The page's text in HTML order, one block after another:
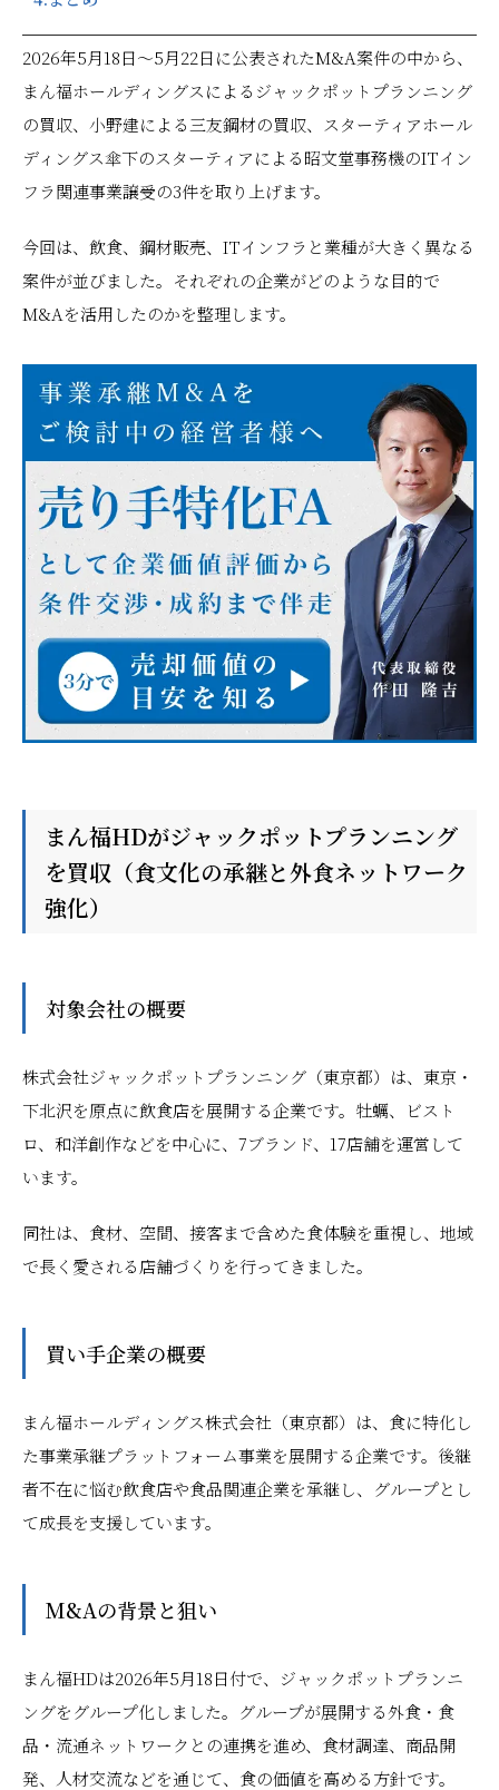
2026年5月18日〜5月22日に公表されたM&A案件の中から、
まん福ホールディングスによるジャックポットプランニング
の買収、小野建による三友鋼材の買収、スターティアホール
ディングス傘下のスターティアによる昭文堂事務機のITイン
フラ関連事業譲受の3件を取り上げます。
今回は、飲食、鋼材販売、ITインフラと業種が大きく異なる
案件が並びました。それぞれの企業がどのような目的で
M&Aを活用したのかを整理します。
まん福HDがジャックポットプランニング
を買収（食文化の承継と外食ネットワーク
強化）
対象会社の概要
株式会社ジャックポットプランニング（東京都）は、東京・
下北沢を原点に飲食店を展開する企業です。牡蠣、ビスト
ロ、和洋創作などを中心に、7ブランド、17店舗を運営して
います。
同社は、食材、空間、接客まで含めた食体験を重視し、地域
で長く愛される店舗づくりを行ってきました。
買い手企業の概要
まん福ホールディングス株式会社（東京都）は、食に特化し
た事業承継プラットフォーム事業を展開する企業です。後継
者不在に悩む飲食店や食品関連企業を承継し、グループとし
て成長を支援しています。
M&Aの背景と狙い
まん福HDは2026年5月18日付で、ジャックポットプランニ
ングをグループ化しました。グループが展開する外食・食
品・流通ネットワークとの連携を進め、食材調達、商品開
発、人材交流などを通じて、食の価値を高める方針です。